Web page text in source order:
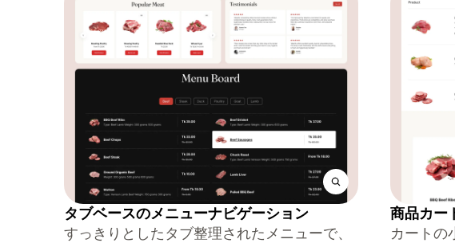
タブベースのメニューナビゲーション
すっきりとしたタブ整理されたメニューで、
商品カー
カートの